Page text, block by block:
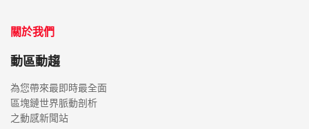
關於我們
動區動趨
為您帶來最即時最全面
區塊鏈世界脈動剖析
之動感新聞站